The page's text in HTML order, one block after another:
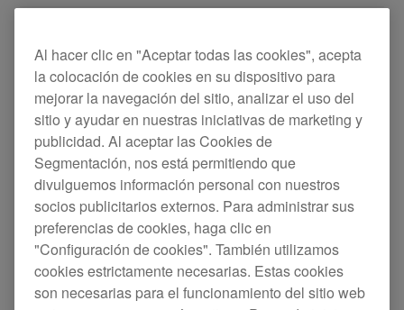
finalizada
PLX-CRSS12
Verificación
finalizada
-
Mesas de mezclas
Modelo Estado
euphonia
Verificación
finalizada
-
Al hacer clic en "Aceptar todas las cookies", acepta
la colocación de cookies en su dispositivo para
mejorar la navegación del sitio, analizar el uso del
sitio y ayudar en nuestras iniciativas de marketing y
publicidad. Al aceptar las Cookies de
Segmentación, nos está permitiendo que
divulguemos información personal con nuestros
socios publicitarios externos. Para administrar sus
preferencias de cookies, haga clic en
"Configuración de cookies". También utilizamos
cookies estrictamente necesarias. Estas cookies
son necesarias para el funcionamiento del sitio web